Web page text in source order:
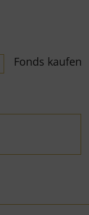
Fonds kaufen